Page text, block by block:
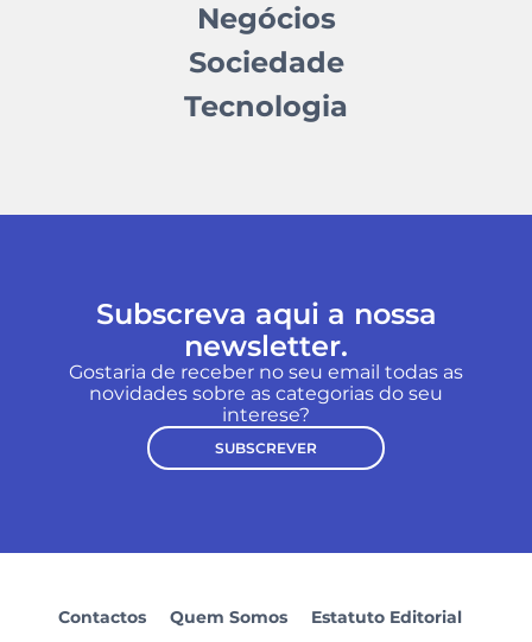
Negócios
Sociedade
Tecnologia
Subscreva aqui a nossa
newsletter.
Gostaria de receber no seu email todas as
novidades sobre as categorias do seu
interese?
SUBSCREVER
Contactos Quem Somos
Estatuto Editorial